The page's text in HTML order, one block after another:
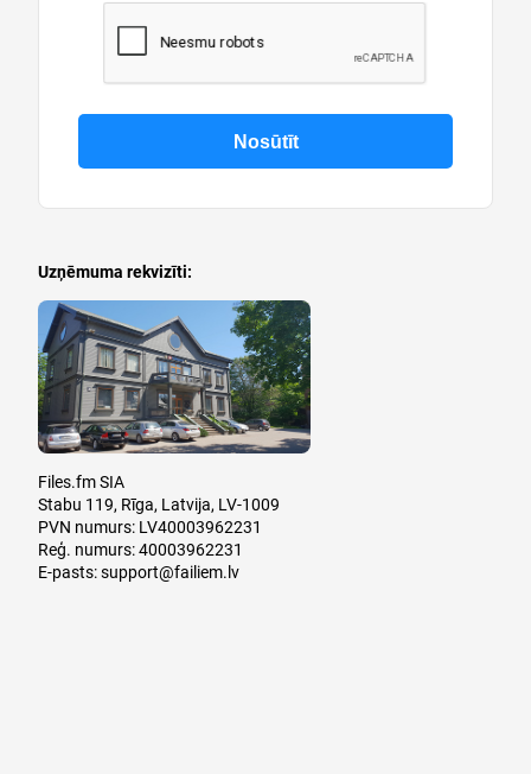
Uzņēmuma rekvizīti:
Files.fm SIA
Stabu 119, Rīga, Latvija, LV-1009
PVN numurs: LV40003962231
Reģ. numurs: 40003962231
E-pasts:support@failiem.lv